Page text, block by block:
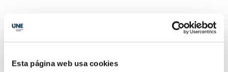
Esta página web usa cookies
Normas y acreditación en pliegos de
impartido el curso La infraestructura de la calidad como